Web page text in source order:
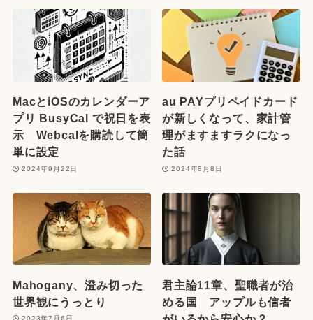
MacとiOSのカレンダーア
プリ BusyCal で祝日を表
示 Webcalを購読して簡
単に設定
2024年9月22日
au PAYプリペイドカード
が新しくなって、家計管
理がますますラクになっ
た話
2024年8月8日
Mahogany、澄み切った
世界観にうっとり
2023年7月6日
君主論11章、聖職者が治
める国 アップルも信者